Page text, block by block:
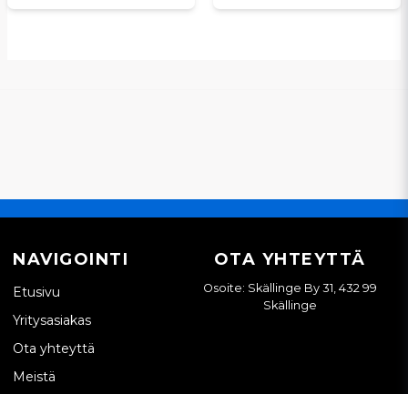
NAVIGOINTI
Etusivu
Yritysasiakas
Ota yhteyttä
Meistä
OTA YHTEYTTÄ
Osoite: Skällinge By 31, 432 99
Skällinge